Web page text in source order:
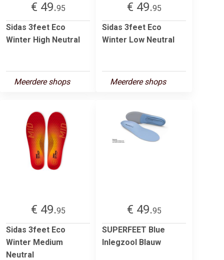
€ 49.95
Sidas 3feet Eco
Winter High Neutral
Meerdere shops
€ 49.95
Sidas 3feet Eco
Winter Low Neutral
Meerdere shops
€ 49.95
Sidas 3feet Eco
Winter Medium
Neutral
€ 49.95
SUPERFEET Blue
Inlegzool Blauw